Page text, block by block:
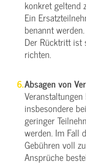
konkret geltend
Ein
benannt werden.
Der Rücktritt ist
richten.
Absagen von
insbesondere
geringer
werden. Im Fall
Gebühren voll
Ansprüche